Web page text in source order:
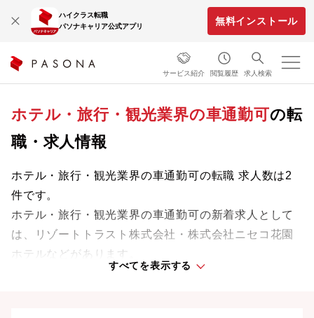
ハイクラス転職
パソナキャリア公式アプリ
無料インストール
サービス紹介 閲覧履歴 求人検索
ホテル・旅行・観光業界の車通勤可の転
職・求人情報
ホテル・旅行・観光業界の車通勤可の転職 求人数は2
件です。
ホテル・旅行・観光業界の車通勤可の新着求人として
は、リゾートトラスト株式会社・株式会社ニセコ花園
ホテルなどがあります。
業界をリードする企業や革新的なプロジェクトに携わ
すべてを表示する